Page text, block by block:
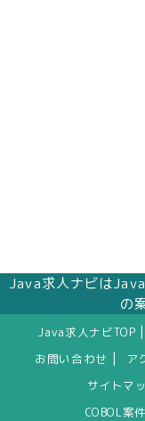
Java求人ナビは
の
Java求人ナビTOP
お問い合わせ ア
サイトマ
COBOL案件